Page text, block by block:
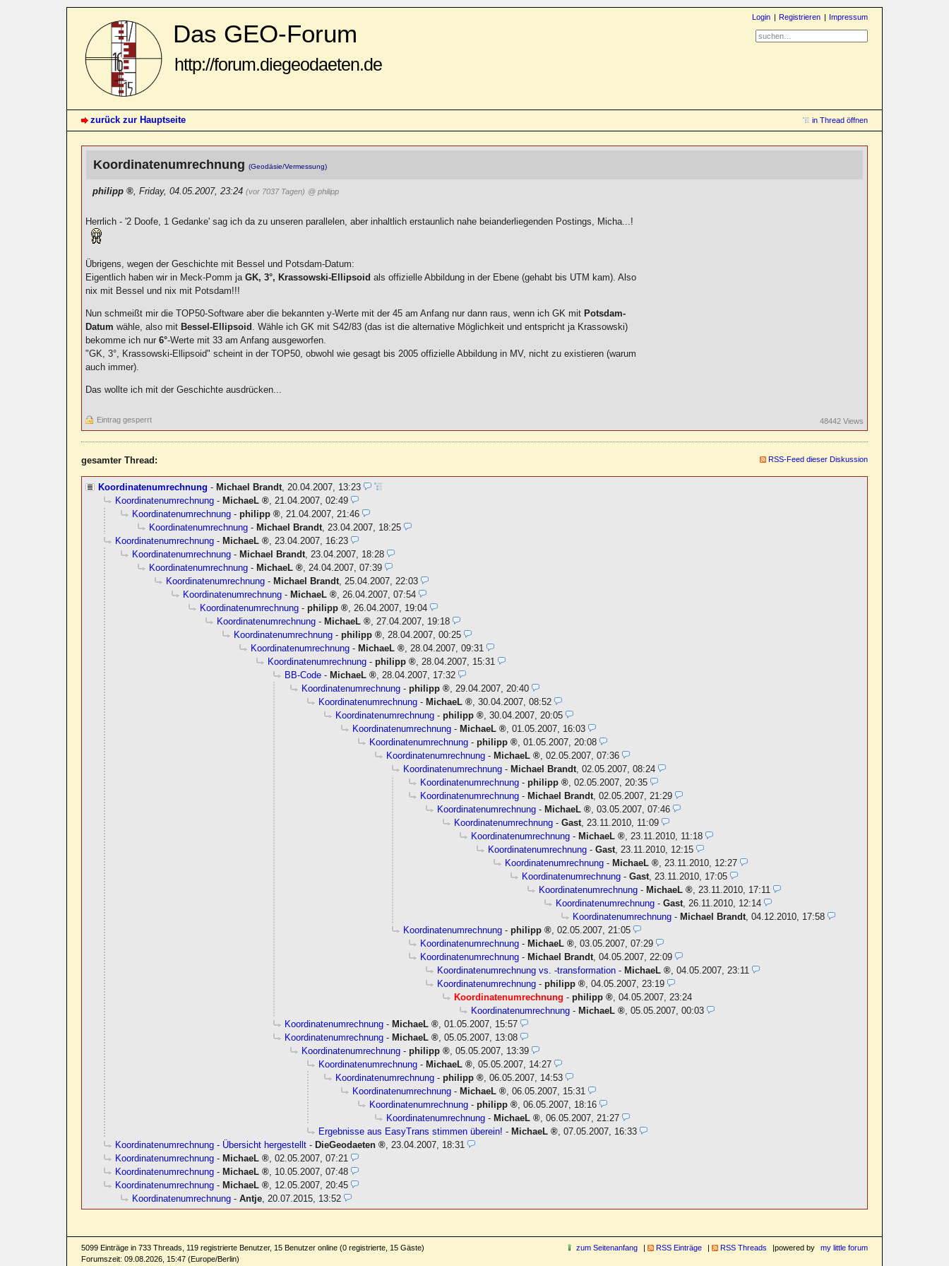
Das GEO-Forum
http://forum.diegeodaeten.de
Login Registrieren Impressum
zurück zur Hauptseite in Thread öffnen
Koordinatenumrechnung(Geodäsie/Vermessung)
philipp ,Friday, 04.05.2007, 23:24(vor 7037 Tagen) @ philipp
Herrlich - '2 Doofe, 1 Gedanke' sag ich da zu unseren parallelen, aber inhaltlich erstaunlich nahe beianderliegenden Postings, Micha...!
Übrigens, wegen der Geschichte mit Bessel und Potsdam-Datum:
Eigentlich haben wir in Meck-Pomm jaGK, 3°, Krassowski-Ellipsoid als offizielle Abbildung in der Ebene (gehabt bis UTM kam). Also
nix mit Bessel und nix mit Potsdam!!!
Nun schmeißt mir die TOP50-Software aber die bekannten y-Werte mit der 45 am Anfang nur dann raus, wenn ich GK mit Potsdam-
Datum wähle, also mit Bessel-Ellipsoid . Wähle ich GK mit S42/83 (das ist die alternative Möglichkeit und entspricht ja Krassowski)
bekomme ich nur6°-Werte mit 33 am Anfang ausgeworfen.
"GK, 3°, Krassowski-Ellipsoid" scheint in der TOP50, obwohl wie gesagt bis 2005 offizielle Abbildung in MV, nicht zu existieren (warum
auch immer).
Das wollte ich mit der Geschichte ausdrücken...
Eintrag gesperrt 48442 Views
gesamter Thread: RSS-Feed dieser Diskussion
Koordinatenumrechnung - Michael Brandt,20.04.2007, 13:23
Koordinatenumrechnung - MichaeL ,21.04.2007, 02:49
Koordinatenumrechnung -philipp ,21.04.2007, 21:46
Koordinatenumrechnung - Michael Brandt,23.04.2007, 18:25
Koordinatenumrechnung - MichaeL ,23.04.2007, 16:23
Koordinatenumrechnung - Michael Brandt,23.04.2007, 18:28
Koordinatenumrechnung - MichaeL ,24.04.2007, 07:39
Koordinatenumrechnung - Michael Brandt,25.04.2007, 22:03
Koordinatenumrechnung - MichaeL ,26.04.2007, 07:54
Koordinatenumrechnung -philipp ,26.04.2007, 19:04
Koordinatenumrechnung - MichaeL ,27.04.2007, 19:18
Koordinatenumrechnung -philipp ,28.04.2007, 00:25
Koordinatenumrechnung - MichaeL ,28.04.2007, 09:31
Koordinatenumrechnung -philipp ,28.04.2007, 15:31
BB-Code - MichaeL ,28.04.2007, 17:32
Koordinatenumrechnung -philipp ,29.04.2007, 20:40
Koordinatenumrechnung - MichaeL ,30.04.2007, 08:52
Koordinatenumrechnung -philipp ,30.04.2007, 20:05
Koordinatenumrechnung - MichaeL ,01.05.2007, 16:03
Koordinatenumrechnung -philipp ,01.05.2007, 20:08
Koordinatenumrechnung - MichaeL ,02.05.2007, 07:36
Koordinatenumrechnung - Michael Brandt,02.05.2007, 08:24
Koordinatenumrechnung -philipp ,02.05.2007, 20:35
Koordinatenumrechnung - Michael Brandt,02.05.2007, 21:29
Koordinatenumrechnung - MichaeL ,03.05.2007, 07:46
Koordinatenumrechnung -Gast,23.11.2010, 11:09
Koordinatenumrechnung - MichaeL ,23.11.2010, 11:18
Koordinatenumrechnung -Gast,23.11.2010, 12:15
Koordinatenumrechnung - MichaeL ,23.11.2010, 12:27
Koordinatenumrechnung -Gast,23.11.2010, 17:05
Koordinatenumrechnung - MichaeL ,23.11.2010, 17:11
Koordinatenumrechnung -Gast,26.11.2010, 12:14
Koordinatenumrechnung - Michael Brandt,04.12.2010, 17:58
Koordinatenumrechnung -philipp ,02.05.2007, 21:05
Koordinatenumrechnung - MichaeL ,03.05.2007, 07:29
Koordinatenumrechnung - Michael Brandt,04.05.2007, 22:09
Koordinatenumrechnung vs. -transformation - MichaeL ,04.05.2007, 23:11
Koordinatenumrechnung -philipp ,04.05.2007, 23:19
Koordinatenumrechnung -philipp ,04.05.2007, 23:24
Koordinatenumrechnung - MichaeL ,05.05.2007, 00:03
Koordinatenumrechnung - MichaeL ,01.05.2007, 15:57
Koordinatenumrechnung - MichaeL ,05.05.2007, 13:08
Koordinatenumrechnung -philipp ,05.05.2007, 13:39
Koordinatenumrechnung - MichaeL ,05.05.2007, 14:27
Koordinatenumrechnung -philipp ,06.05.2007, 14:53
Koordinatenumrechnung - MichaeL ,06.05.2007, 15:31
Koordinatenumrechnung -philipp ,06.05.2007, 18:16
Koordinatenumrechnung - MichaeL ,06.05.2007, 21:27
Ergebnisse aus EasyTrans stimmen überein! - MichaeL ,07.05.2007, 16:33
Koordinatenumrechnung - Übersicht hergestellt - DieGeodaeten ,23.04.2007, 18:31
Koordinatenumrechnung - MichaeL ,02.05.2007, 07:21
Koordinatenumrechnung - MichaeL , 10.05.2007, 07:48
Koordinatenumrechnung - MichaeL , 12.05.2007, 20:45
Koordinatenumrechnung -Antje,20.07.2015, 13:52
5099 Einträge in 733 Threads, 119 registrierte Benutzer, 15 Benutzer online (0 registrierte, 15 Gäste)
Forumszeit: 09.08.2026, 15:47 (Europe/Berlin)
zum Seitenanfang RSS Einträge RSS Threads powered by my little forum